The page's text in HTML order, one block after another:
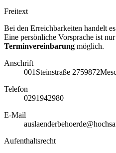
Freitext
Bei den Erreichbarkeiten handelt
Eine persönliche Vorsprache ist
Terminvereinbarung möglich.
Anschrift
001 Steinstraße 2759872
Telefon
0291942980
E-Mail
Aufenthaltsrecht